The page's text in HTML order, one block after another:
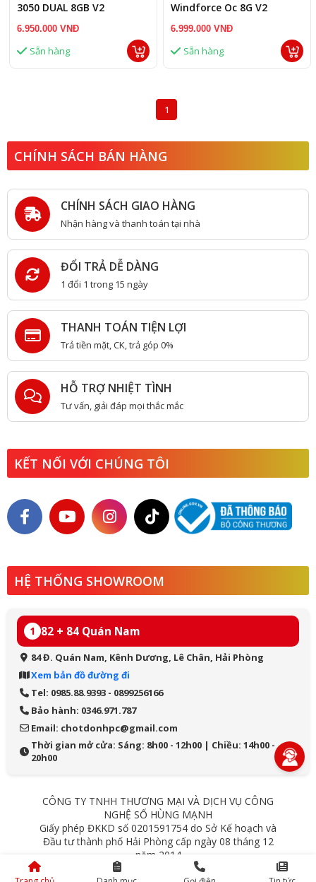
3050 DUAL 8GB V2
6.950.000 VNĐ
Sẵn hàng
Windforce Oc 8G V2
(N3050Wf2Ocv2-8G)
6.999.000 VNĐ
Sẵn hàng
1
CHÍNH SÁCH BÁN HÀNG
CHÍNH SÁCH GIAO HÀNG
Nhận hàng và thanh toán tại nhà
ĐỔI TRẢ DỄ DÀNG
1 đổi 1 trong 15 ngày
THANH TOÁN TIỆN LỢI
Trả tiền mặt, CK, trả góp 0%
HỖ TRỢ NHIỆT TÌNH
Tư vấn, giải đáp mọi thắc mắc
KẾT NỐI VỚI CHÚNG TÔI
HỆ THỐNG SHOWROOM
1 82 + 84 Quán Nam
84 Đ. Quán Nam, Kênh Dương, Lê Chân, Hải Phòng
Xem bản đồ đường đi
Tel: 0985.88.9393 - 0899256166
Bảo hành: 0346.971.787
Email: chotdonhpc@gmail.com
Thời gian mở cửa: Sáng: 8h00 - 12h00 | Chiều: 14h00 -
20h00
CÔNG TY TNHH THƯƠNG MẠI VÀ DỊCH VỤ CÔNG
NGHỆ SỐ HÙNG MẠNH
Giấy phép ĐKKD số 0201591754 do Sở Kế hoạch và
Đầu tư thành phố Hải Phòng cấp ngày 08 tháng 12
năm 2014
84 Quán Nam - Lê Chân - Hải Phòng